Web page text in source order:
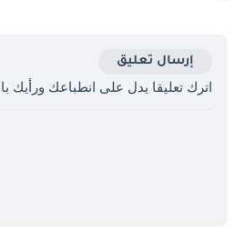
إرسال تعليق
اترك تعليقا يدل على انطباعك ورأيك